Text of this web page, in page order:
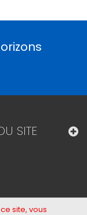
SITE
site, vous